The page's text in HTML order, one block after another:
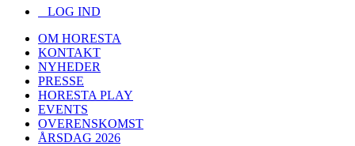
LOG IND
OM HORESTA
KONTAKT
NYHEDER
PRESSE
HORESTA PLAY
EVENTS
OVERENSKOMST
ÅRSDAG 2026